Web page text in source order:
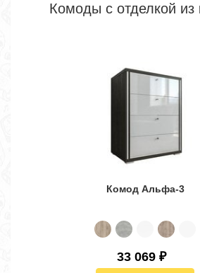
Комоды с отделкой
Комод Альфа-3
33 069 ₽